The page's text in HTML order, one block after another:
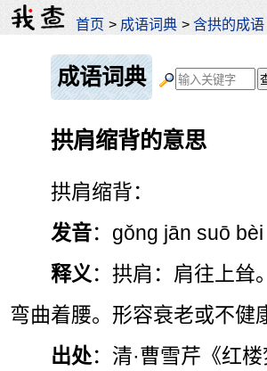
首页 > 成语词典 >含拱的成语
成语词典
拱肩缩背的意思
拱肩缩背：
发音：gǒng jān suō bèi
释义 ：拱肩：肩往上耸
弯曲着腰。形容衰老或不健
出处：清·曹雪芹《红